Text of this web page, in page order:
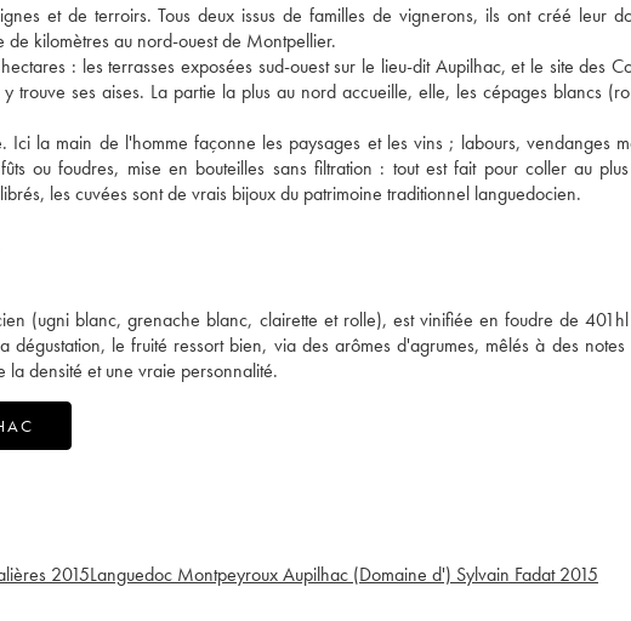
et de terroirs. Tous deux issus de familles de vignerons, ils ont créé leur
kilomètres au nord-ouest de Montpellier.
: les terrasses exposées sud-ouest sur le lieu-dit Aupilhac, et le site des
trouve ses aises. La partie la plus au nord accueille, elle, les cépages blancs
Ici la main de l'homme façonne les paysages et les vins ; labours, vendanges
ou foudres, mise en bouteilles sans filtration : tout est fait pour coller au
les cuvées sont de vrais bijoux du patrimoine traditionnel languedocien.
(ugni blanc, grenache blanc, clairette et rolle), est vinifiée en foudre de
le fruité ressort bien, via des arômes d'agrumes, mêlés à des notes
densité et une vraie personnalité.
2015Languedoc Montpeyroux Aupilhac (Domaine d') Sylvain Fadat 2015